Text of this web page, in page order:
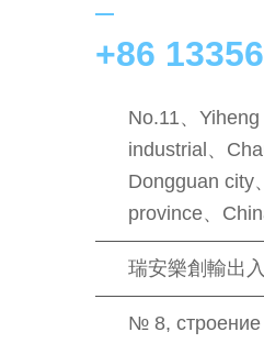
+86
No.11、
industrial、
Dongguan city
province、
瑞安樂創輸出
№ 8, строение